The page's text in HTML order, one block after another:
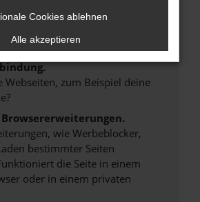
Fehler aufgetreten.
Tipps, die dir helfen können:
Firewall und deine
Webseiten, zum Beispiel deine
wie Werbeblocker,
bestimmter Seiten
die Seite in einem
oder in einem privaten
Cookies ablehnen
Alle akzeptieren